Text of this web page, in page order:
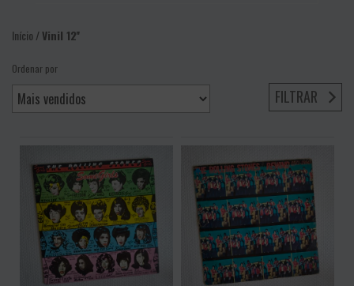
Início /Vinil 12''
Ordenar por
FILTRAR